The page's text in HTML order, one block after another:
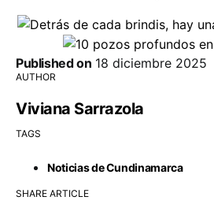
Published on 18 diciembre 2025
AUTHOR
Viviana Sarrazola
TAGS
Noticias de Cundinamarca
SHARE ARTICLE